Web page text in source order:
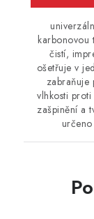
karbonovou
čistí,
ošetřuje v
zabraňuje
vlhkosti
zašpinění a